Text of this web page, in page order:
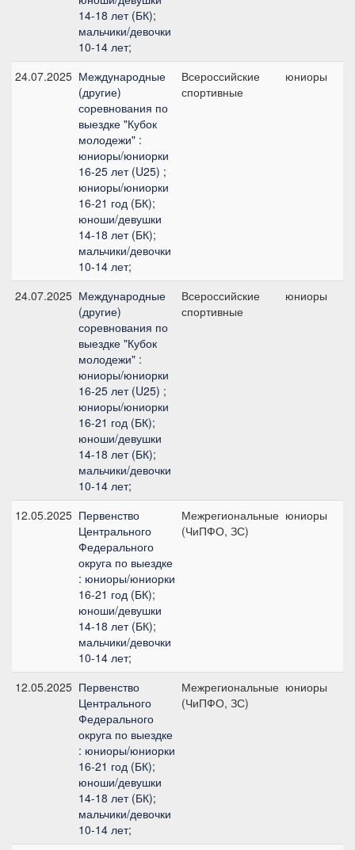
14-18 лет (БК);
мальчики/девочки
10-14 лет;
24.07.2025 Международные
(другие)
соревнования по
выездке "Кубок
молодежи" :
юниоры/юниорки
16-25 лет (U25) ;
юниоры/юниорки
16-21 год (БК);
юноши/девушки
14-18 лет (БК);
мальчики/девочки
10-14 лет;
Всероссийские
спортивные
юниоры
24.07.2025 Международные
(другие)
соревнования по
выездке "Кубок
молодежи" :
юниоры/юниорки
16-25 лет (U25) ;
юниоры/юниорки
16-21 год (БК);
юноши/девушки
14-18 лет (БК);
мальчики/девочки
10-14 лет;
Всероссийские
спортивные
юниоры
12.05.2025 Первенство
Центрального
Федерального
округа по выездке
: юниоры/юниорки
16-21 год (БК);
юноши/девушки
14-18 лет (БК);
мальчики/девочки
10-14 лет;
Межрегиональные
(ЧиПФО, ЗС)
юниоры
12.05.2025 Первенство
Центрального
Федерального
округа по выездке
: юниоры/юниорки
16-21 год (БК);
юноши/девушки
14-18 лет (БК);
мальчики/девочки
10-14 лет;
Межрегиональные
(ЧиПФО, ЗС)
юниоры